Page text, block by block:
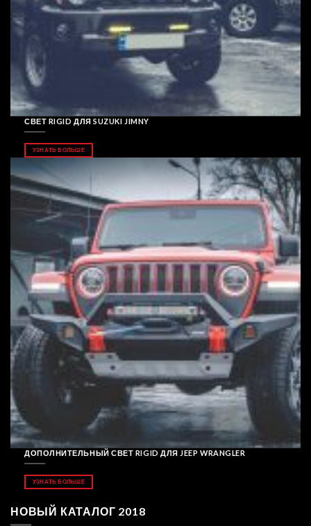
СВЕТ RIGID ДЛЯ SUZUKI JIMNY
УЗНАТЬ БОЛЬШЕ
ДОПОЛНИТЕЛЬНЫЙ СВЕТ RIGID ДЛЯ JEEP WRANGLER
УЗНАТЬ БОЛЬШЕ
НОВЫЙ КАТАЛОГ 2018